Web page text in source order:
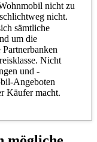
nicht zu
nicht.
sämtliche
um die
Nicht
und -
Angeboten
Käufer macht.